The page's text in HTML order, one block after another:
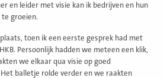
en leider met visie kan ik bedrijven en hun
te groeien.
plaats, toen ik een eerste gesprek had met
Persoonlijk hadden we meteen een klik,
we elkaar qua visie op goed
balletje rolde verder en we raakten